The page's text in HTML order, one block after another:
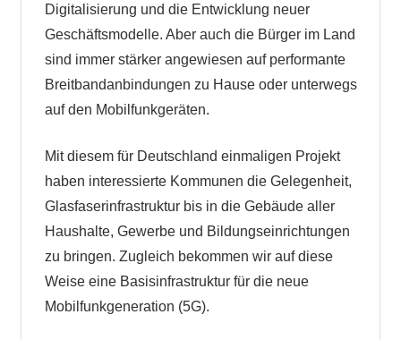
Digitalisierung und die Entwicklung neuer
Geschäftsmodelle. Aber auch die Bürger im Land
sind immer stärker angewiesen auf performante
Breitbandanbindungen zu Hause oder unterwegs
auf den Mobilfunkgeräten.
Mit diesem für Deutschland einmaligen Projekt
haben interessierte Kommunen die Gelegenheit,
Glasfaserinfrastruktur bis in die Gebäude aller
Haushalte, Gewerbe und Bildungseinrichtungen
zu bringen. Zugleich bekommen wir auf diese
Weise eine Basisinfrastruktur für die neue
Mobilfunkgeneration (5G).